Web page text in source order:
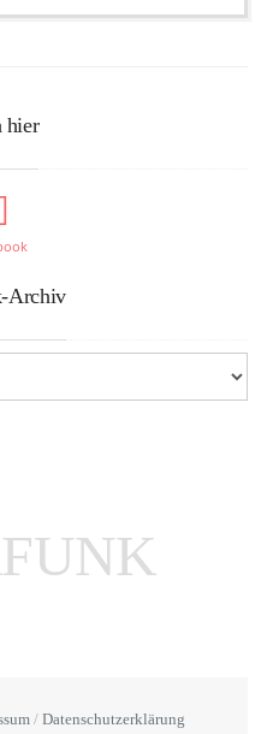
hier
Archiv
Datenschutzerklärung